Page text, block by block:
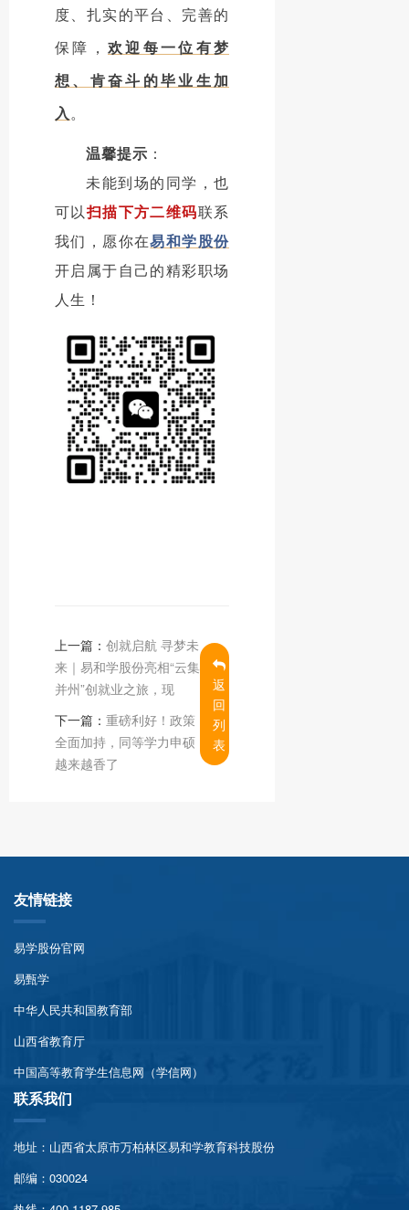
度、扎实的平台、完善的
保障， 欢迎每一位有梦
想、肯奋斗的毕业生加
入。
温馨提示 ：
未能到场的同学，也
可以扫描下方二维码联系
我们，愿你在易和学股份
开启属于自己的精彩职场
人生！
上一篇： 创就启航 寻梦未
来｜易和学股份亮相“云集
并州”创就业之旅，现
下一篇： 重磅利好！政策
全面加持，同等学力申硕
越来越香了
返
回
列
表
友情链接
易学股份官网
易甄学
中华人民共和国教育部
山西省教育厅
中国高等教育学生信息网（学信网）
联系我们
地址：山西省太原市万柏林区易和学教育科技股份
邮编：030024